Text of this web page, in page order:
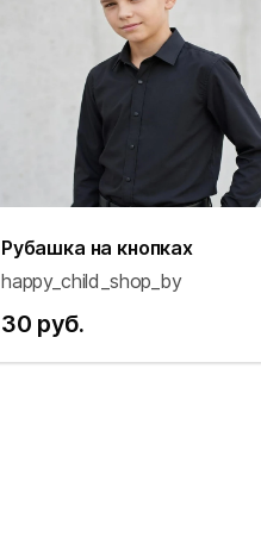
Рубашка на кнопках
happy_child_shop_by
30 руб.